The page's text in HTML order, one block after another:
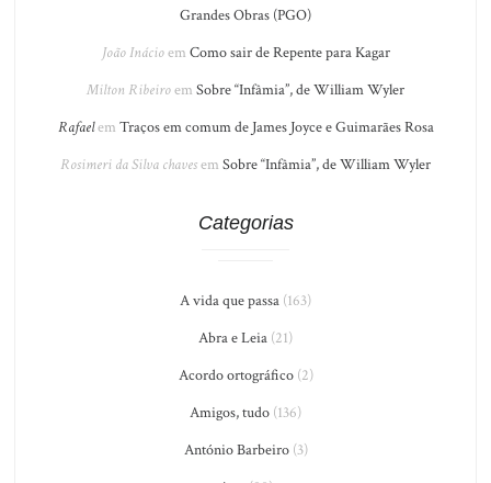
Grandes Obras (PGO)
João Inácioem Como sair de Repente para Kagar
Milton Ribeiroem Sobre “Infâmia”, de William Wyler
Rafaelem Traços em comum de James Joyce e Guimarães Rosa
Rosimeri da Silva chavesem Sobre “Infâmia”, de William Wyler
Categorias
A vida que passa (163)
Abra e Leia (21)
Acordo ortográfico(2)
Amigos, tudo (136)
António Barbeiro(3)